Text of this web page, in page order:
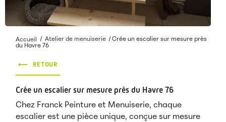
Accueil Atelier de menuiserie
Crée un escalier sur mesure près
du Havre 76
RETOUR
Crée un escalier sur mesure près du Havre 76
Chez Franck Peinture et Menuiserie, chaque
escalier est une pièce unique, conçue sur mesure